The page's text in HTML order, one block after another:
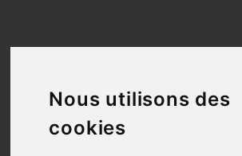
Nous utilisons des
cookies